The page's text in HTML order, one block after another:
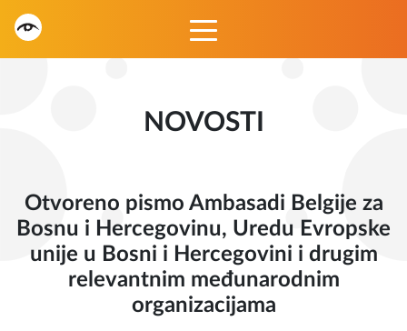
NOVOSTI
Otvoreno pismo Ambasadi Belgije za
Bosnu i Hercegovinu, Uredu Evropske
unije u Bosni i Hercegovini i drugim
relevantnim međunarodnim
organizacijama